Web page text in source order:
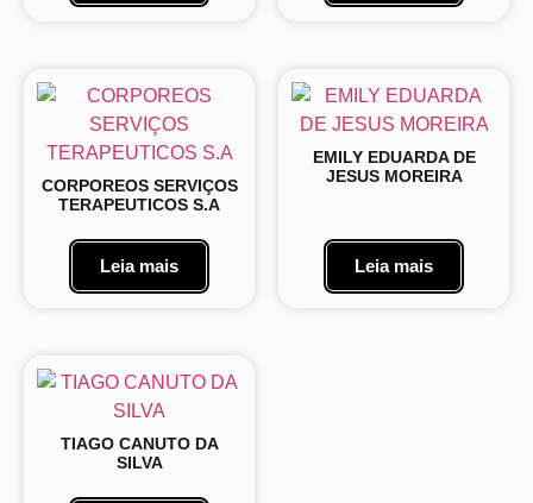
CORPOREOS SERVIÇOS
TERAPEUTICOS S.A
Leia mais
EMILY EDUARDA DE
JESUS MOREIRA
Leia mais
TIAGO CANUTO DA
SILVA